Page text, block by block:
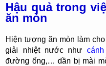
Hậu quả trong
ăn mòn
Hiện tượng ăn mòn làm
giải nhiệt nước như
đường ống,… dần bị mài